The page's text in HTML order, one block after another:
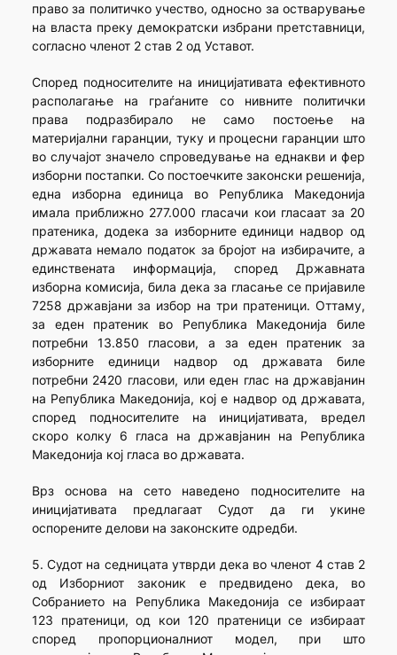
право за политичко учество, односно за остварување
на власта преку демократски избрани претставници,
согласно членот 2 став 2 од Уставот.
Според подносителите на иницијативата ефективното
располагање на граѓаните со нивните политички
права подразбирало не само постоење на
материјални гаранции, туку и процесни гаранции што
во случајот значело спроведување на еднакви и фер
изборни постапки. Со постоечките законски решенија,
една изборна единица во Република Македонија
имала приближно 277.000 гласачи кои гласаат за 20
пратеника, додека за изборните единици надвор од
државата немало податок за бројот на избирачите, а
единствената информација, според Државната
изборна комисија, била дека за гласање се пријавиле
7258 државјани за избор на три пратеници. Оттаму,
за еден пратеник во Република Македонија биле
потребни 13.850 гласови, а за еден пратеник за
изборните единици надвор од државата биле
потребни 2420 гласови, или еден глас на државјанин
на Република Македонија, кој е надвор од државата,
според подносителите на иницијативата, вредел
скоро колку 6 гласа на државјанин на Република
Македонија кој гласа во државата.
Врз основа на сето наведено подносителите на
иницијативата предлагаат Судот да ги укине
оспорените делови на законските одредби.
5. Судот на седницата утврди дека во членот 4 став 2
од Изборниот законик е предвидено дека, во
Собранието на Република Македонија се избираат
123 пратеници, од кои 120 пратеници се избираат
според пропорционалниот модел, при што